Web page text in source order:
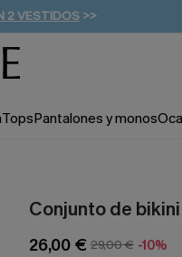
2 VESTIDOS >>
EXTRA!
49 € >>
TopsPantalones y monos
Conjunto de
26,00 € 29,00 € -10%